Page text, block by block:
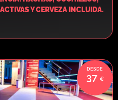
Y CERVEZA INCLUIDA.
37